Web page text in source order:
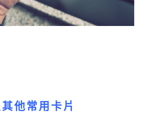
他常用卡片